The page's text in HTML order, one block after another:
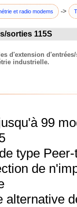
et radio modems ->
sorties 115S
d'extension
industrielle.
99
type
de
alternative